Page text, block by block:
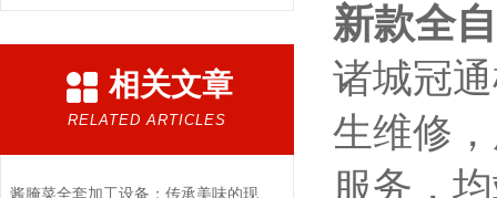
相关文章
RELATED ARTICLES
酱腌菜全套加工设备：传承美味的现代科技之选
新款全
诸城冠
生维修
服务，